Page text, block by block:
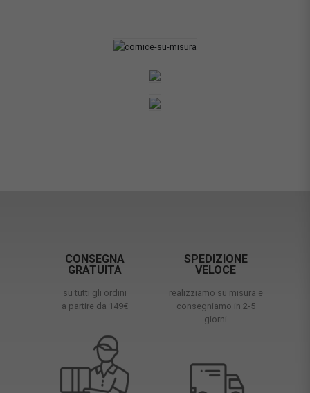
CONSEGNA
GRATUITA
su tutti gli ordini
a partire da 149€
SPEDIZIONE
VELOCE
realizziamo su misura e
consegniamo in 2-5
giorni